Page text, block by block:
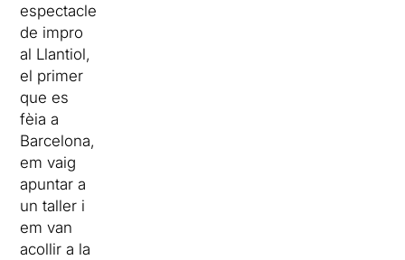
espectacle
de impro
al Llantiol,
el primer
quees
fèia a
Barcelona,
em vaig
apuntar a
un taller i
em van
acollir a la